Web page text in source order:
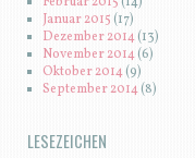
Januar 2015 (17)
Dezember 2014(13)
November 2014(6)
Oktober 2014(9)
September 2014(8)
LESEZEICHEN